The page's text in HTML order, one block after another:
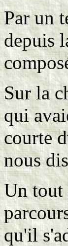
Par un
depuis
Sur la
qui
courte
nous
Un tout
qu'il